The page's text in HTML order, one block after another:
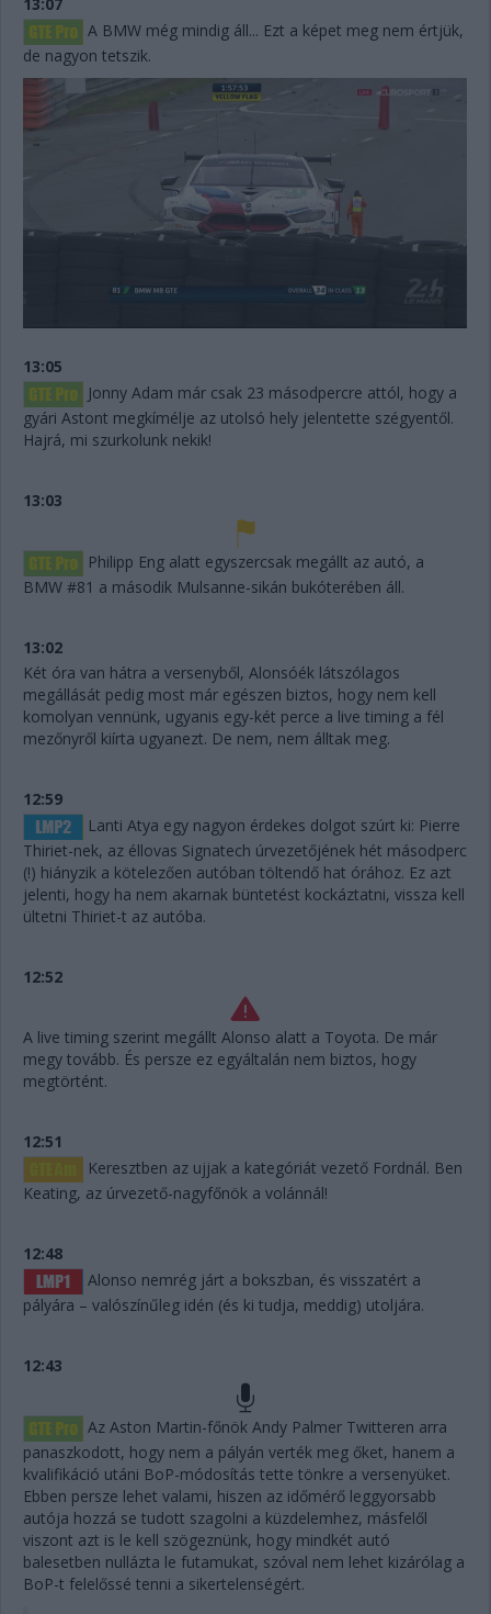
13:07
A BMW még mindig áll... Ezt a képet meg nem értjük,
de nagyon tetszik.
13:05
Jonny Adam már csak 23 másodpercre attól, hogy a
gyári Astont megkímélje az utolsó hely jelentette szégyentől.
Hajrá, mi szurkolunk nekik!
13:03
Philipp Eng alatt egyszercsak megállt az autó, a
BMW #81 a második Mulsanne-sikán bukóterében áll.
13:02
Két óra van hátra a versenyből, Alonsóék látszólagos
megállását pedig most már egészen biztos, hogy nem kell
komolyan vennünk, ugyanis egy-két perce a live timing a fél
mezőnyről kiírta ugyanezt. De nem, nem álltak meg.
12:59
Lanti Atya egy nagyon érdekes dolgot szúrt ki: Pierre
Thiriet-nek, az éllovas Signatech úrvezetőjének hét másodperc
(!) hiányzik a kötelezően autóban töltendő hat órához. Ez azt
jelenti, hogy ha nem akarnak büntetést kockáztatni, vissza kell
ültetni Thiriet-t az autóba.
12:52
A live timing szerint megállt Alonso alatt a Toyota. De már
megy tovább. És persze ez egyáltalán nem biztos, hogy
megtörtént.
12:51
Keresztben az ujjak a kategóriát vezető Fordnál. Ben
Keating, az úrvezető-nagyfőnök a volánnál!
12:48
Alonso nemrég járt a bokszban, és visszatért a
pályára – valószínűleg idén (és ki tudja, meddig) utoljára.
12:43
Az Aston Martin-főnök Andy Palmer Twitteren arra
panaszkodott, hogy nem a pályán verték meg őket, hanem a
kvalifikáció utáni BoP-módosítás tette tönkre a versenyüket.
Ebben persze lehet valami, hiszen az időmérő leggyorsabb
autója hozzá se tudott szagolni a küzdelemhez, másfelől
viszont azt is le kell szögeznünk, hogy mindkét autó
balesetben nullázta le futamukat, szóval nem lehet kizárólag a
BoP-t felelőssé tenni a sikertelenségért.